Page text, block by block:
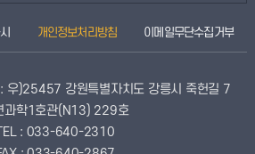
개인정보처리방침 이메일무단수집거부
우)25457 강원특별자치도 강릉시 죽헌길 7
과학1호관(N13) 229호
: 033-640-2310